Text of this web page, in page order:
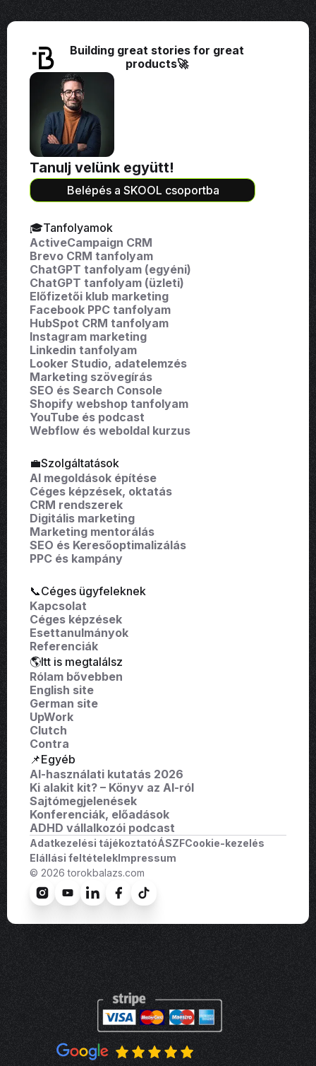
Building great stories for great
products🚀
Tanulj velünk együtt!
Belépés a SKOOL csoportba
🎓Tanfolyamok
ActiveCampaign CRM
Brevo CRM tanfolyam
ChatGPT tanfolyam (egyéni)
ChatGPT tanfolyam (üzleti)
Előfizetői klub marketing
Facebook PPC tanfolyam
HubSpot CRM tanfolyam
Instagram marketing
Linkedin tanfolyam
Looker Studio, adatelemzés
Marketing szövegírás
SEO és Search Console
Shopify webshop tanfolyam
YouTube és podcast
Webflow és weboldal kurzus
💼Szolgáltatások
AI megoldások építése
Céges képzések, oktatás
CRM rendszerek
Digitális marketing
Marketing mentorálás
SEO és Keresőoptimalizálás
PPC és kampány
📞Céges ügyfeleknek
Kapcsolat
Céges képzések
Esettanulmányok
Referenciák
🌎Itt is megtalálsz
Rólam bővebben
English site
German site
UpWork
Clutch
Contra
📌Egyéb
AI-használati kutatás 2026
Ki alakit kit? – Könyv az AI-ról
Sajtómegjelenések
Konferenciák, előadások
ADHD vállalkozói podcast
Adatkezelési tájékoztatóÁSZFCookie-kezelés
Elállási feltételekImpressum
© 2026 torokbalazs.com